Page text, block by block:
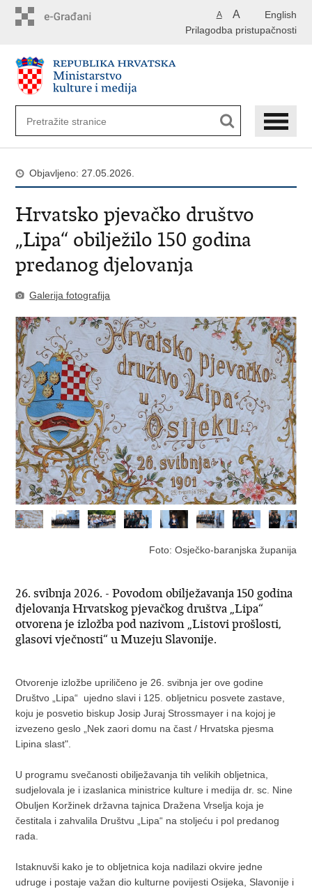
English
A A
Prilagodba pristupačnosti
Objavljeno: 27.05.2026.
Hrvatsko pjevačko društvo
„Lipa“ obilježilo 150 godina
predanog djelovanja
Galerija fotografija
Foto: Osječko-baranjska županija
26. svibnja 2026. - Povodom obilježavanja 150 godina
djelovanja Hrvatskog pjevačkog društva „Lipa“
otvorena je izložba pod nazivom „Listovi prošlosti,
glasovi vječnosti“ u Muzeju Slavonije.
Otvorenje izložbe upriličeno je 26. svibnja jer ove godine
Društvo „Lipa“ ujedno slavi i 125. obljetnicu posvete zastave,
koju je posvetio biskup Josip Juraj Strossmayer i na kojoj je
izvezeno geslo „Nek zaori domu na čast / Hrvatska pjesma
Lipina slast".
U programu svečanosti obilježavanja tih velikih obljetnica,
sudjelovala je i izaslanica ministrice kulture i medija dr. sc. Nine
Obuljen Koržinek državna tajnica Dražena Vrselja koja je
čestitala i zahvalila Društvu „Lipa“ na stoljeću i pol predanog
rada.
Istaknuvši kako je to obljetnica koja nadilazi okvire jedne
udruge i postaje važan dio kulturne povijesti Osijeka, Slavonije i